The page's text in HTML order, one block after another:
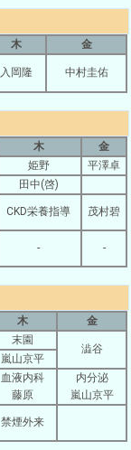
木 金
入岡隆 中村圭佑
木
金
姫野
平澤卓
田中(啓)
CKD栄養指導 茂村碧
- -
木 金
末園
澁谷
嵐山京平
血液内科
藤原
内分泌
嵐山京平
禁煙外来